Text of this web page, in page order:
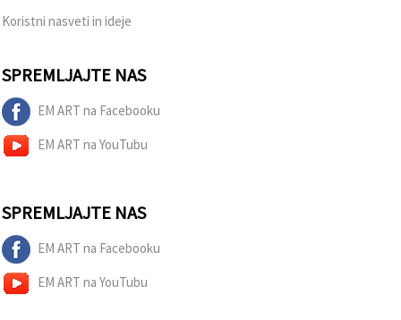
Koristni nasveti in ideje
SPREMLJAJTE NAS
EM ART na Facebooku
EM ART na YouTubu
SPREMLJAJTE NAS
EM ART na Facebooku
EM ART na YouTubu